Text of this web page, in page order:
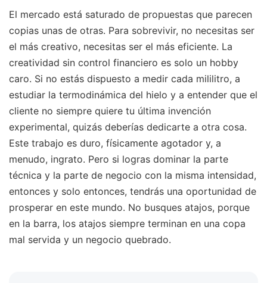
El mercado está saturado de propuestas que parecen
copias unas de otras. Para sobrevivir, no necesitas ser
el más creativo, necesitas ser el más eficiente. La
creatividad sin control financiero es solo un hobby
caro. Si no estás dispuesto a medir cada mililitro, a
estudiar la termodinámica del hielo y a entender que el
cliente no siempre quiere tu última invención
experimental, quizás deberías dedicarte a otra cosa.
Este trabajo es duro, físicamente agotador y, a
menudo, ingrato. Pero si logras dominar la parte
técnica y la parte de negocio con la misma intensidad,
entonces y solo entonces, tendrás una oportunidad de
prosperar en este mundo. No busques atajos, porque
en la barra, los atajos siempre terminan en una copa
mal servida y un negocio quebrado.